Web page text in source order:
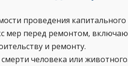
проведения
мер перед ремонтом,
и ремонту.
человека или